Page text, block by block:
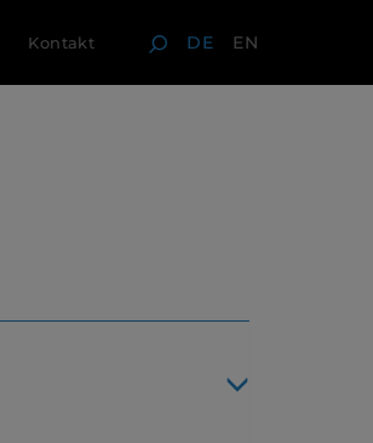
DE EN
Kontakt